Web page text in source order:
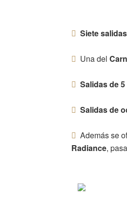
Siete salidas
Una del
Salidas de
Salidas de
Además se
Radiance,